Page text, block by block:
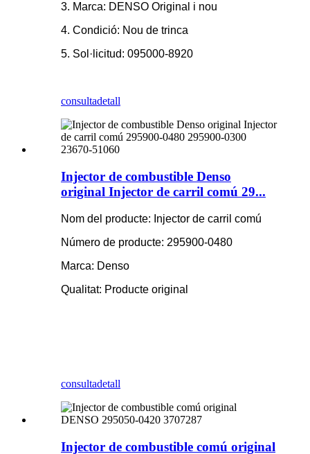
3. Marca: DENSO Original i nou
4. Condició: Nou de trinca
5. Sol·licitud: 095000-8920
consultadetall
Injector de combustible Denso
original Injector de carril comú 29...
Nom del producte: Injector de carril comú
Número de producte: 295900-0480
Marca: Denso
Qualitat: Producte original
consultadetall
Injector de combustible comú original